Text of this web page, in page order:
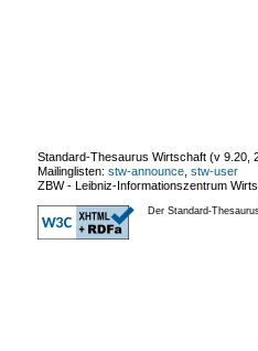
Standard-Thesaurus Wirtschaft (v 9.20
Mailinglisten: stw-announce stw-user
ZBW - Leibniz-Informationszentrum
Der Standard-